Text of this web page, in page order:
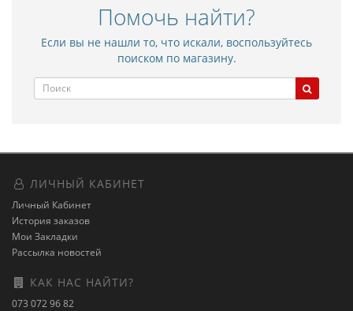
Помочь найти?
Если вы не нашли то, что искали, воспользуйтесь
поиском по магазину.
ЛИЧНЫЙ КАБИНЕТ
Личный Кабинет
История заказов
Мои Закладки
Рассылка новостей
КАК НАС НАЙТИ?
073 072 96 82